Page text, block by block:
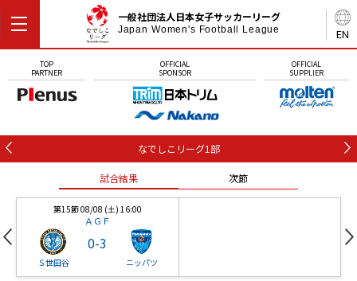
EN
一般社団法人日本女子サッカーリーグ
Japan Women's Football League
TOP
PARTNER
OFFICIAL
SPONSOR
OFFICIAL
SUPPLIER
なでしこリーグ1部
試合結果 次節
第15節 08/08 (土) 16:00
ＡＧＦ
Ｓ世田谷
0-3
ニッパツ